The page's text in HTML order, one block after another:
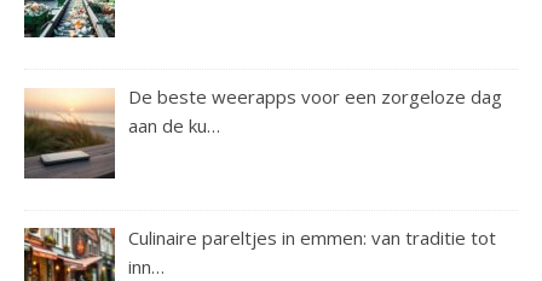
De beste weerapps voor een zorgeloze dag
aan de ku…
Culinaire pareltjes in emmen: van traditie tot
inn…